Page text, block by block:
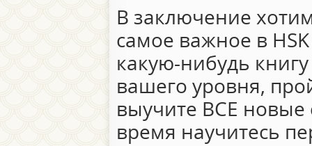
В заключение
самое важное в
какую-нибудь
вашего уровня,
выучите ВСЕ новые
время научитесь